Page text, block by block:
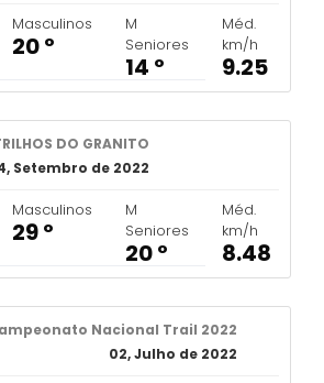
Masculinos
20 º
M
Seniores
14 º
Méd.
km/h
9.25
DO GRANITO
Setembro de 2022
Masculinos
29 º
M
Seniores
20 º
Méd.
km/h
8.48
Nacional Trail 2022
02, Julho de 2022